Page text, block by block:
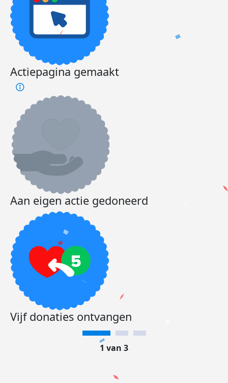
Actiepagina gemaakt
Aan eigen actie gedoneerd
Vijf donaties ontvangen
1 van 3